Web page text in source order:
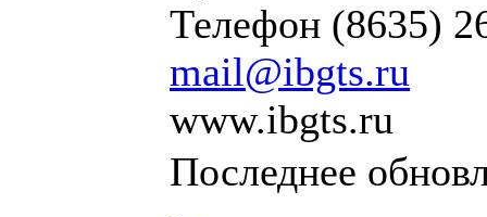
Телефон (8635)
mail@ibgts.ru
www.ibgts.ru
Последнее